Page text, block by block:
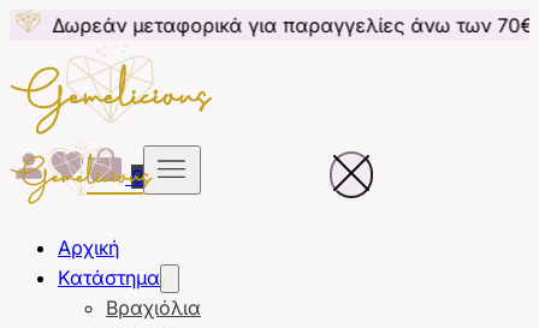
για παραγγελίες άνω των 70€ για Κύπρο
0
Αρχική
Κατάστημα
Βραχιόλια